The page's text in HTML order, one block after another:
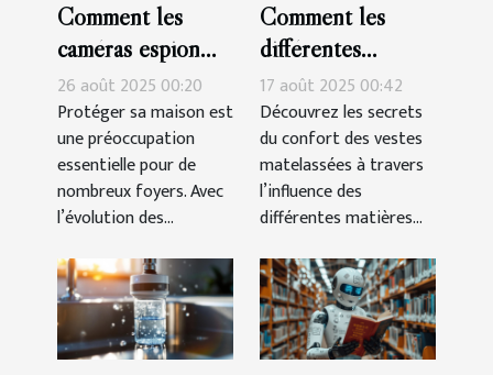
Comment les
caméras espion
peuvent renforcer
la sécurité de
votre domicile ?
26 août 2025 00:20
Protéger sa maison est
une préoccupation
essentielle pour de
nombreux foyers. Avec
l’évolution des...
Comment les
différentes
matières
influencent-elles
le confort des
vestes matelassées
?
17 août 2025 00:42
Découvrez les secrets
du confort des vestes
matelassées à travers
l’influence des
différentes matières...